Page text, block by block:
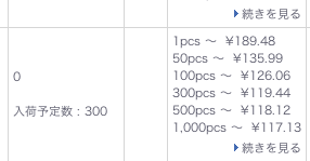
続きを見る
0
入荷予定数 : 300
1pcs ～ ¥189.48
50pcs ～ ¥135.99
100pcs ～ ¥126.06
300pcs ～ ¥119.44
500pcs ～ ¥118.12
1,000pcs ～ ¥117.13
続きを見る